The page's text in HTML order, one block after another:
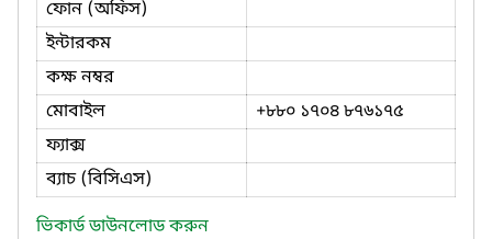
ফোন (অফিস)
ইন্টারকম
কক্ষ নম্বর
মোবাইল
+৮৮০ ১৭০৪ ৮৭৬১৭৫
ফ্যাক্স
ব্যাচ (বিসিএস)
ভিকার্ড ডাউনলোড করুন